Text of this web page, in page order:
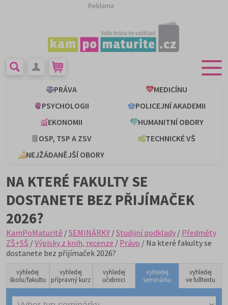
Reklama
PRÁVA
MEDICÍNU
PSYCHOLOGII
POLICEJNÍ AKADEMII
EKONOMII
HUMANITNÍ OBORY
OSP, TSP A ZSV
TECHNICKÉ VŠ
NEJŽÁDANĚJŠÍ OBORY
NA KTERÉ FAKULTY SE
DOSTANETE BEZ PŘIJÍMAČEK
2026?
KamPoMaturitě /SEMINÁRKY /Studijní podklady / Předměty
ZŠ+SŠ /Výpisky z knih, recenze / Právo / Na které fakulty se
dostanete bez přijímaček 2026?
vyhledej
školu/fakultu
vyhledej
přípravný kurz
vyhledej
učebnici
vyhledej
seminárku
vyhledej
ve fulltextu